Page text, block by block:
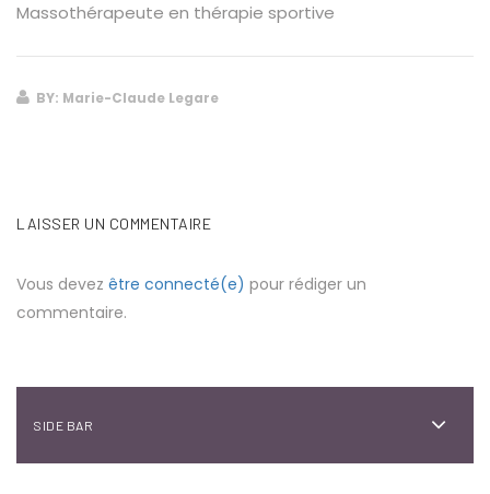
Massothérapeute en thérapie sportive
BY: Marie-Claude Legare
LAISSER UN COMMENTAIRE
Vous devez être connecté(e) pour rédiger un
commentaire.
SIDE BAR